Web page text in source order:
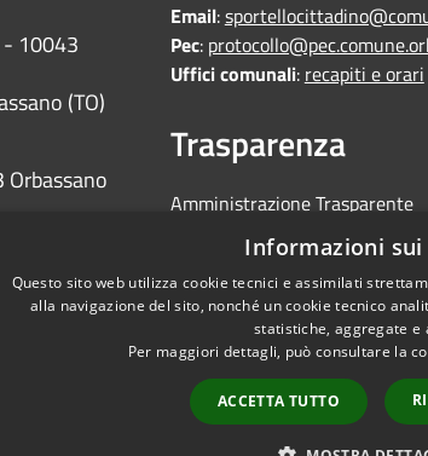
- 10043
(TO)
Email:
Pec:
Uffici comunali: recapiti e orari
Trasparenza
Amministrazione Trasparente
Informative Privacy
Area riservata
Segnalazioni di non conformità
Mappa del sito
Informazioni sui
Questo sito web utilizza cookie tecnici e assimilati
alla navigazione del sito, nonché un cookie tecnico
statistiche, aggregate e
Per maggiori dettagli, può consultare la
ACCETTA TUTTO